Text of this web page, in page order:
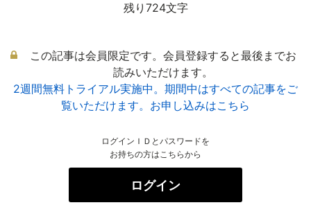
残り724文字
この記事は会員限定です。会員登録すると最後までお
読みいただけます。
2週間無料トライアル実施中。期間中はすべての記事をご
覧いただけます。お申し込みはこちら
ログインＩＤとパスワードを
お持ちの方はこちらから
ログイン